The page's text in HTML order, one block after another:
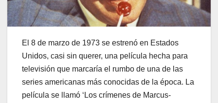
El 8 de marzo de 1973 se estrenó en Estados
Unidos, casi sin querer, una película hecha para
televisión que marcaría el rumbo de una de las
series americanas más conocidas de la época. La
película se llamó ‘Los crímenes de Marcus-